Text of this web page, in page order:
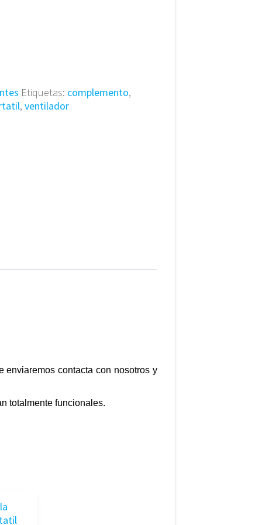
Etiquetas: complemento,
, ventilador
enviaremos contacta con nosotros y
totalmente funcionales.